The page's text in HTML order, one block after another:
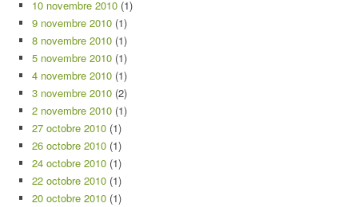
10 novembre 2010 (1)
9 novembre 2010 (1)
8 novembre 2010 (1)
5 novembre 2010 (1)
4 novembre 2010 (1)
3 novembre 2010 (2)
2 novembre 2010 (1)
27 octobre 2010 (1)
26 octobre 2010 (1)
24 octobre 2010 (1)
22 octobre 2010 (1)
20 octobre 2010 (1)